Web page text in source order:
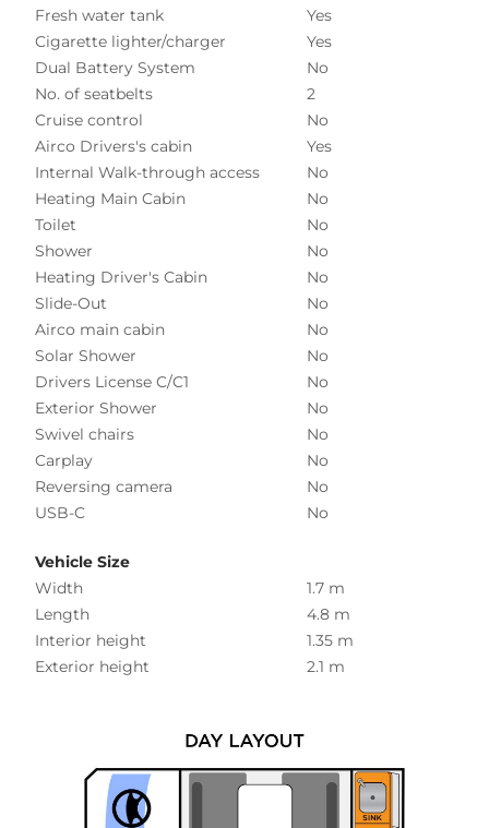
Fresh water tank
Yes
Cigarette lighter/charger
Yes
Dual Battery System
No
No. of seatbelts
2
Cruise control
No
Airco Drivers's cabin
Yes
Internal Walk-through access
No
Heating Main Cabin
No
Toilet
No
Shower
No
Heating Driver's Cabin
No
Slide-Out
No
Airco main cabin
No
Solar Shower
No
Drivers License C/C1
No
Exterior Shower
No
Swivel chairs
No
Carplay
No
Reversing camera
No
USB-C
No
Vehicle Size
Width
1.7 m
Length
4.8 m
Interior height
1.35 m
Exterior height
2.1 m